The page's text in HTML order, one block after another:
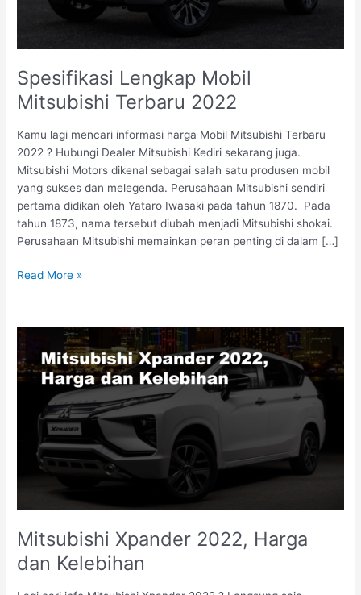
Spesifikasi Lengkap Mobil
Mitsubishi Terbaru 2022
Kamu lagi mencari informasi harga Mobil Mitsubishi Terbaru
2022 ? Hubungi Dealer Mitsubishi Kediri sekarang juga.
Mitsubishi Motors dikenal sebagai salah satu produsen mobil
yang sukses dan melegenda. Perusahaan Mitsubishi sendiri
pertama didikan oleh Yataro Iwasaki pada tahun 1870. Pada
tahun 1873, nama tersebut diubah menjadi Mitsubishi shokai.
Perusahaan Mitsubishi memainkan peran penting di dalam […]
Read More »
Mitsubishi Xpander 2022, Harga
dan Kelebihan
Mitsubishi
Xpander
2022,
Harga
Kelebihan